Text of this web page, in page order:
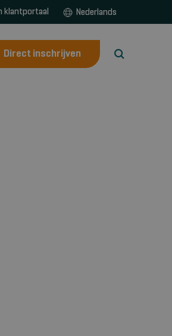
klantportaal Nederlands
Direct inschrijven